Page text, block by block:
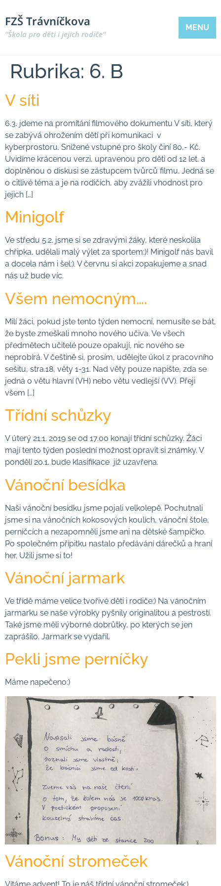
FZŠ Trávníčkova
“Škola pro děti i jejich rodiče“
MENU
Rubrika: 6. B
V síti
6.3. jdeme na promítání filmového dokumentu V síti, který
se zabývá ohrožením dětí při komunikaci v
kyberprostoru. Snížené vstupné pro školy činí 80,- Kč.
Uvidíme krácenou verzi, upravenou pro děti od 12 let. a
doplněnou o diskusi se zástupcem tvůrců filmu. Jedná se
o citlivé téma a je na rodičích, aby zvážili vhodnost pro
jejich […]
Minigolf
Ve středu 5.2. jsme si se zdravými žáky, které neskolila
chřipka, udělali malý výlet za sportem:)! Minigolf nás bavil
a docela nám i šel:). V červnu si akci zopakujeme a snad
nás už bude víc.
Všem nemocným….
Milí žáci, pokud jste tento týden nemocní, nemusíte se bát,
že byste zmeškali mnoho nového učiva. Ve všech
předmětech učitelé pouze opakují, nic nového se
neprobírá. V češtině si, prosím, udělejte úkol z pracovního
sešitu, stra.18, věty 1-31. Nad věty pouze napište, zda se
jedná o větu hlavní (VH) nebo větu vedlejší (VV). Přeji
všem […]
Třídní schůzky
V úterý 21.1. 2019 se od 17.00 konají třídní schůzky. Žáci
mají tento týden poslední možnost opravit si známky. V
pondělí 20.1. bude klasifikace již uzavřena.
Vánoční besídka
Naši vánoční besídku jsme pojali velkolepě. Pochutnali
jsme si na vánočních kokosových koulích, vánoční štole,
perníčcích a nezapomněli jsme ani na dětské šampíčko.
Po společném přípitku nastalo předávání dárečků a hraní
her. Užili jsme si to!
Vánoční jarmark
Ve třídě máme velice tvořivé děti i rodiče:) Na vánočním
jarmarku se naše výrobky pyšnily originalitou a pestrostí.
Také jsme měli výborné dobrůtky, po kterých se jen
zaprášilo. Jarmark se vydařil.
Pekli jsme perníčky
Máme napečeno:)
Vánoční stromeček